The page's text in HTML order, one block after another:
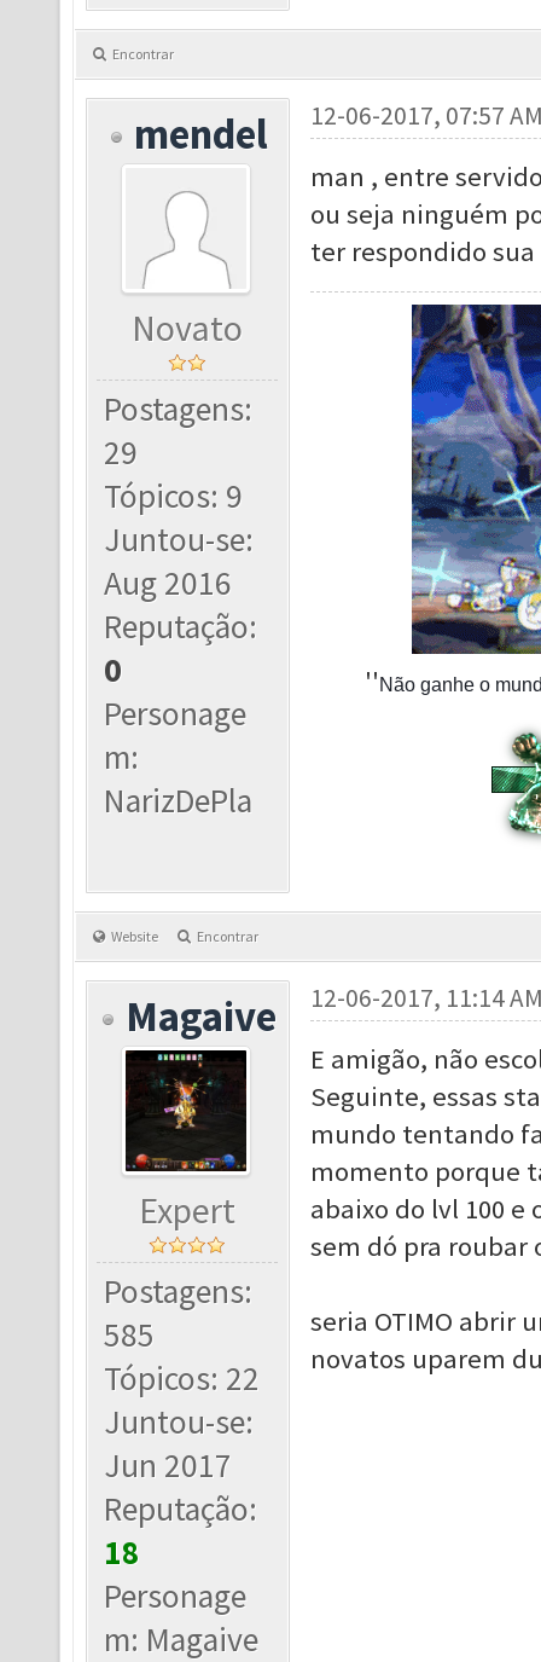
Encontrar
mendel
Novato
Postagens:
29
Tópicos: 9
Juntou-se:
Aug 2016
Reputação:
0
Personage
m:
NarizDePla
12-06-2017, 07:57
man , entre
ou seja ninguém
ter respondido
''Não ganhe o
Website Encontrar
Magaive
Expert
Postagens:
585
Tópicos: 22
Juntou-se:
Jun 2017
Reputação:
18
Personage
m: Magaive
12-06-2017, 11:14
E amigão, não
Seguinte, essas
mundo tentando
momento porque
abaixo do lvl 100
sem dó pra roubar
seria OTIMO abrir
novatos uparem